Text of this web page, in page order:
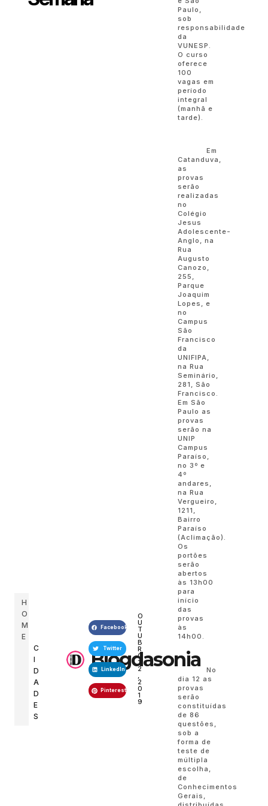
H
O
M
E
C
I
D
A
D
E
S
Blogdasonia
Facebook
Twitter
LinkedIn
Pinterest
O
U
T
U
B
R
O
1
2
,
2
0
1
9
Paulo,
sob
responsabilidade
da
VUNESP.
O curso
oferece
100
vagas em
período
integral
(manhã e
tarde).
Em
Catanduva,
as
provas
serão
realizadas
no
Colégio
Jesus
Adolescente-
Anglo, na
Rua
Augusto
Canozo,
255,
Parque
Joaquim
Lopes, e
no
Campus
São
Francisco
da
UNIFIPA,
na Rua
Seminário,
281, São
Francisco.
Em São
Paulo as
provas
serão na
UNIP
Campus
Paraíso,
no 3º e
4º
andares,
na Rua
Vergueiro,
1211,
Bairro
Paraíso
(Aclimação).
Os
portões
serão
abertos
às 13h00
para
início
das
provas
às
14h00.
No
dia 12 as
provas
serão
constituídas
de 86
questões,
sob a
forma de
teste de
múltipla
escolha,
de
Conhecimentos
Gerais,